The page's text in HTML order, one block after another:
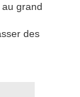
grand
des